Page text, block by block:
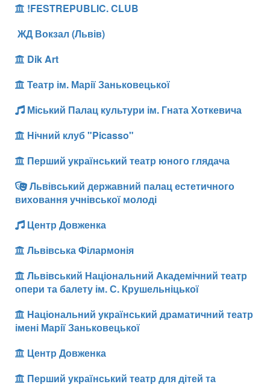
!FESTREPUBLIC. CLUB
ЖД Вокзал (Львів)
Dik Art
Театр ім. Марії Заньковецької
Міський Палац культури ім. Гната Хоткевича
Нічний клуб "Picasso"
Перший український театр юного глядача
Львівський державний палац естетичного
виховання учнівської молоді
Центр Довженка
Львівська Філармонія
Львівський Національний Академічний театр
опери та балету ім. С. Крушельніцької
Національний український драматичний театр
імені Марії Заньковецької
Центр Довженка
Перший український театр для дітей та